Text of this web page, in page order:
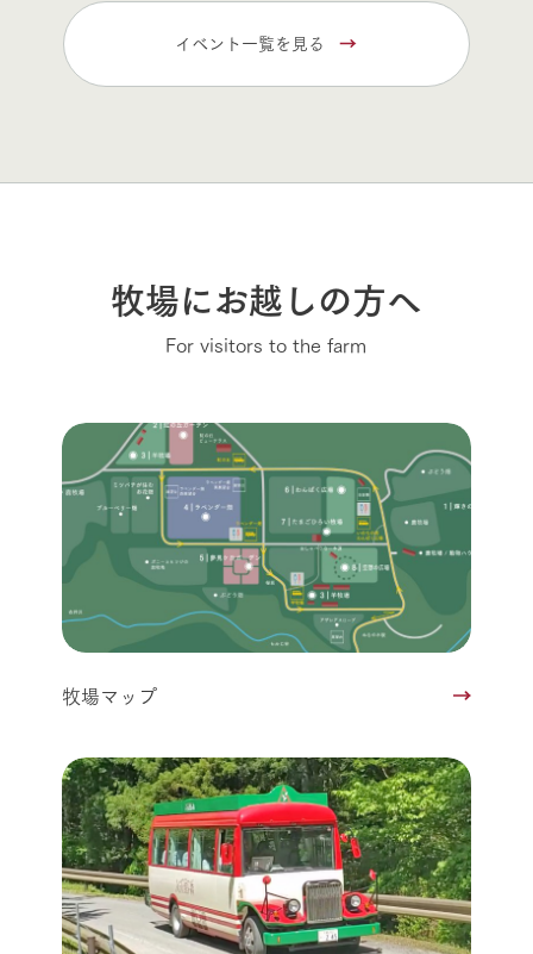
イベント一覧を見る
牧場にお越しの方へ
For visitors to the farm
牧場マップ